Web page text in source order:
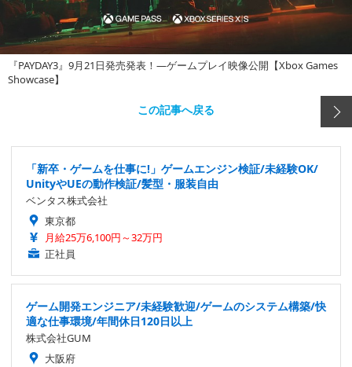
『PAYDAY3』9月21日発売発表！―ゲームプレイ映像公開【Xbox Games
Showcase】
この記事へ戻る
「新卒・ゲームを仕事に!」ゲームエンジン検証/未経験OK/
UnityやUEの動作検証/髪型・服装自由
ベンタス株式会社
東京都
月給25万6,100円～32万円
正社員
ゲーム開発エンジニア/未経験歓迎/ゲームのシステム構築/快
適な仕事環境/年間休日120日以上
株式会社GUM
大阪府